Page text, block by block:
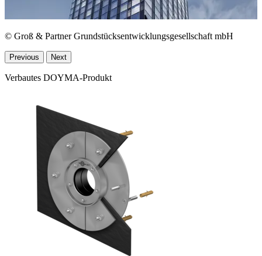
© Groß & Partner Grundstücksentwicklungsgesellschaft mbH
Previous Next
Verbautes DOYMA-Produkt